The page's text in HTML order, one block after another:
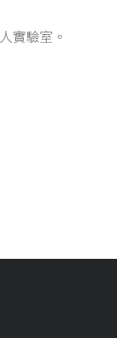
實驗室。